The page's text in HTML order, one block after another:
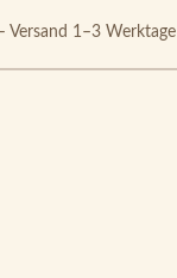
Versand 1–3 Werktage